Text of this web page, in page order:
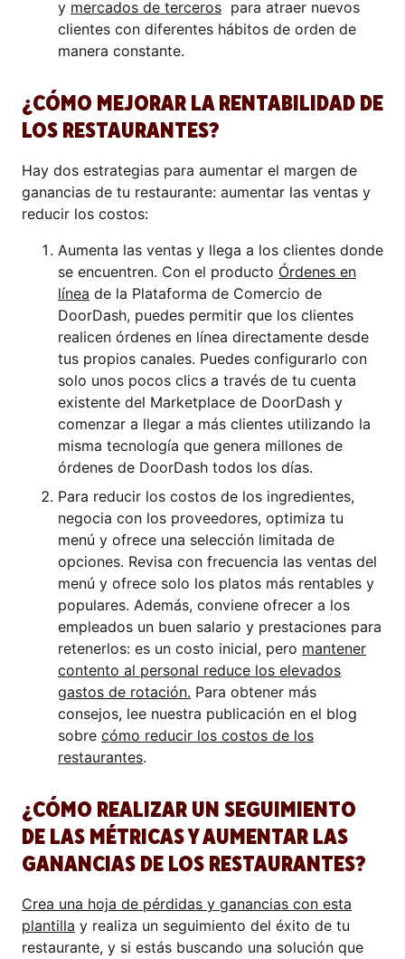
y mercados de terceros para atraer nuevos
clientes con diferentes hábitos de orden de
manera constante.
¿CÓMO MEJORAR LA RENTABILIDAD DE
LOS RESTAURANTES?
Hay dos estrategias para aumentar el margen de
ganancias de tu restaurante: aumentar las ventas y
reducir los costos:
Aumenta las ventas y llega a los clientes donde
se encuentren. Con el producto Órdenes en
línea de la Plataforma de Comercio de
DoorDash, puedes permitir que los clientes
realicen órdenes en línea directamente desde
tus propios canales. Puedes configurarlo con
solo unos pocos clics a través de tu cuenta
existente del Marketplace de DoorDash y
comenzar a llegar a más clientes utilizando la
misma tecnología que genera millones de
órdenes de DoorDash todos los días.
Para reducir los costos de los ingredientes,
negocia con los proveedores, optimiza tu
menú y ofrece una selección limitada de
opciones. Revisa con frecuencia las ventas del
menú y ofrece solo los platos más rentables y
populares. Además, conviene ofrecer a los
empleados un buen salario y prestaciones para
retenerlos: es un costo inicial, pero mantener
contento al personal reduce los elevados
gastos de rotación. Para obtener más
consejos, lee nuestra publicación en el blog
sobre cómo reducir los costos de los
restaurantes.
¿CÓMO REALIZAR UN SEGUIMIENTO
DE LAS MÉTRICAS Y AUMENTAR LAS
GANANCIAS DE LOS RESTAURANTES?
Crea una hoja de pérdidas y ganancias con esta
plantilla y realiza un seguimiento del éxito de tu
restaurante, y si estás buscando una solución que